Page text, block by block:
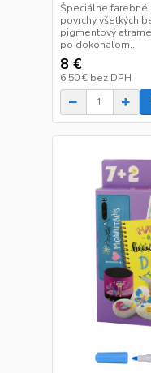
Špeciálne farebné
povrchy všetkých
pigmentový
po dokonalom...
8 €
6,50 € bez DPH